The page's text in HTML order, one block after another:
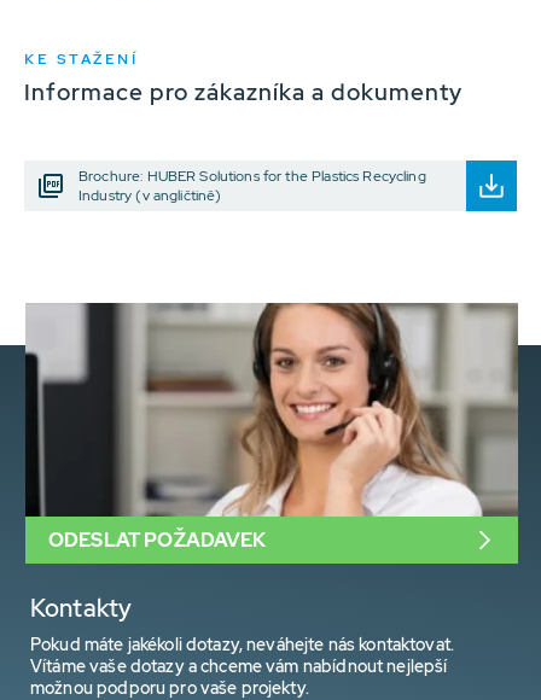
KE STAŽENÍ
Informace pro zákazníka a dokumenty
Brochure: HUBER Solutions for the Plastics Recycling
Industry (v angličtině)
Kontakty
Pokud máte jakékoli dotazy, neváhejte nás kontaktovat.
Vítáme vaše dotazy a chceme vám nabídnout nejlepší
možnou podporu pro vaše projekty.
ODESLAT POŽADAVEK